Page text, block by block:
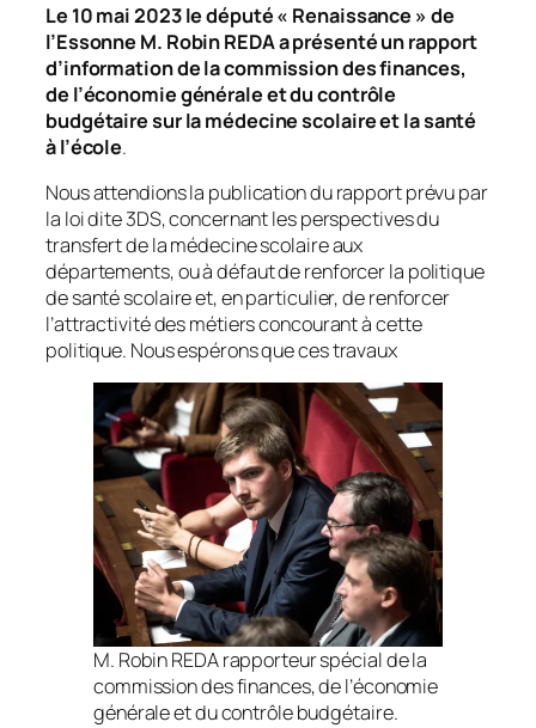
Le 10 mai 2023 le député « Renaissance » de
l’Essonne M. Robin REDA a présenté un rapport
d’information de la commission des finances,
de l’économie générale et du contrôle
budgétaire sur la médecine scolaire et la santé
à l’école.
Nous attendions la publication du rapport prévu par
la loi dite 3DS, concernant les perspectives du
transfert de la médecine scolaire aux
départements, ou à défaut de renforcer la politique
de santé scolaire et, en particulier, de renforcer
l’attractivité des métiers concourant à cette
politique. Nous espérons que ces travaux
M. Robin REDA rapporteur spécial de la
commission des finances, de l’économie
générale et du contrôle budgétaire.